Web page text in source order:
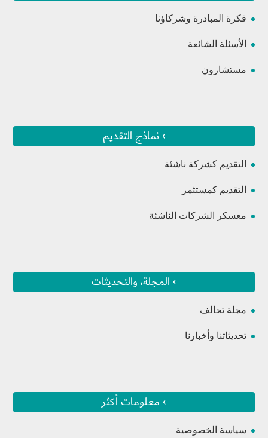
فكرة المبادرة وشركاؤنا
الأسئلة الشائعة
مستشارون
› نماذج التقديم
التقديم كشركة ناشئة
التقديم كمستثمر
معسكر الشركات الناشئة
› المجلة، والتحديثات
مجلة تحالف
تحديثاتنا وأخبارنا
› معلومات أكثر
سياسة الخصوصية